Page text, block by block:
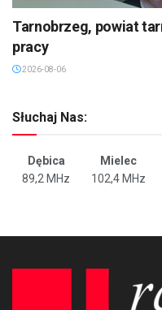
Tarnobrzeg, powiat
pracy
2026-08-06
Słuchaj Nas:
Dębica Mielec
89,2 MHz
102,4 MHz